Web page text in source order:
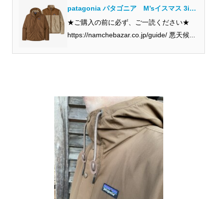
patagonia パタゴニア M’sイスマス 3in1
ジャケット 2点セット/3…
★ご購入の前に必ず、ご一読ください★
https://namchebazar.co.jp/guide/ 悪天候...